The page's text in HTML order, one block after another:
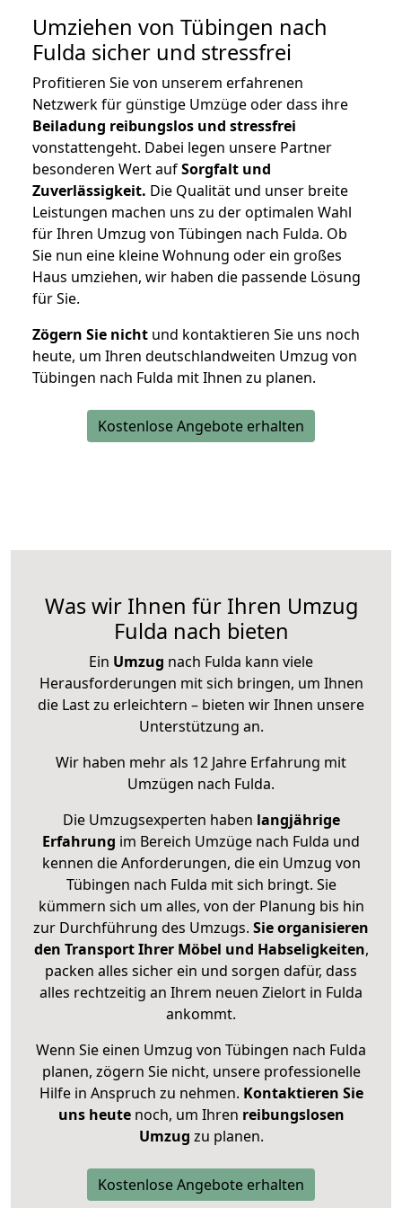
Umziehen von Tübingen nach
Fulda sicher und stressfrei
Profitieren Sie von unserem erfahrenen
Netzwerk für günstige Umzüge oder dass ihre
Beiladung reibungslos und stressfrei
vonstattengeht. Dabei legen unsere Partner
besonderen Wert aufSorgfalt und
Zuverlässigkeit. Die Qualität und unser breite
Leistungen machen uns zu der optimalen Wahl
für Ihren Umzug von Tübingen nach Fulda. Ob
Sie nun eine kleine Wohnung oder ein großes
Haus umziehen, wir haben die passende Lösung
für Sie.
Zögern Sie nicht und kontaktieren Sie uns noch
heute, um Ihren deutschlandweiten Umzug von
Tübingen nach Fulda mit Ihnen zu planen.
Kostenlose Angebote erhalten
Was wir Ihnen für Ihren Umzug
Fulda nach bieten
Ein Umzug nach Fulda kann viele
Herausforderungen mit sich bringen, um Ihnen
die Last zu erleichtern – bieten wir Ihnen unsere
Unterstützung an.
Wir haben mehr als 12 Jahre Erfahrung mit
Umzügen nach Fulda.
Die Umzugsexperten haben langjährige
Erfahrung im Bereich Umzüge nach Fulda und
kennen die Anforderungen, die ein Umzug von
Tübingen nach Fulda mit sich bringt. Sie
kümmern sich um alles, von der Planung bis hin
zur Durchführung des Umzugs. Sie organisieren
den Transport Ihrer Möbel und Habseligkeiten,
packen alles sicher ein und sorgen dafür, dass
alles rechtzeitig an Ihrem neuen Zielort in Fulda
ankommt.
Wenn Sie einen Umzug von Tübingen nach Fulda
planen, zögern Sie nicht, unsere professionelle
Hilfe in Anspruch zu nehmen. Kontaktieren Sie
uns heutenoch, um Ihren reibungslosen
Umzug zu planen.
Kostenlose Angebote erhalten